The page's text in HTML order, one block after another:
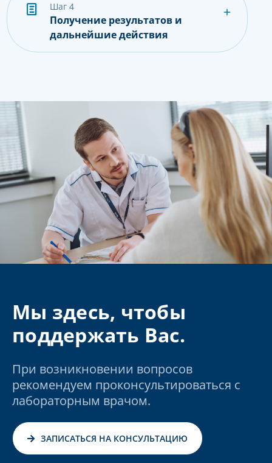
шаг 4
Получение результатов и
дальнейшие действия
Мы здесь, чтобы
поддержать Вас.
При возникновении вопросов
рекомендуем проконсультироваться с
лабораторным врачом.
ЗАПИСАТЬСЯ НА КОНСУЛЬТАЦИЮ